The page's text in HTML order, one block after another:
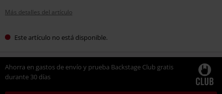
Más detalles del artículo
Este artículo no está disponible.
Ahorra en gastos de envío y prueba Backstage Club gratis
durante 30 días